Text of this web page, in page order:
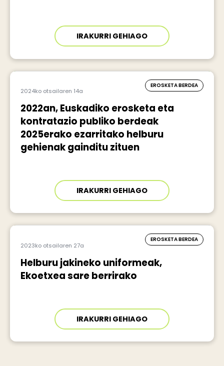
IRAKURRI GEHIAGO
2024ko otsailaren 14a
EROSKETA BERDEA
2022an, Euskadiko erosketa eta
kontratazio publiko berdeak
2025erako ezarritako helburu
gehienak gainditu zituen
IRAKURRI GEHIAGO
2023ko otsailaren 27a
EROSKETA BERDEA
Helburu jakineko uniformeak,
Ekoetxea sare berrirako
IRAKURRI GEHIAGO